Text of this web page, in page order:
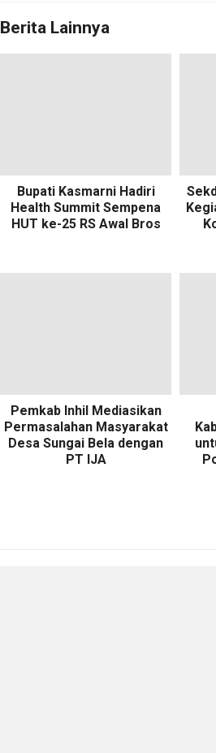
Berita Lainnya
Bupati Kasmarni Hadiri
Health Summit Sempena
HUT ke-25 RS Awal Bros
Pemkab Inhil Mediasikan
Permasalahan Masyarakat
Desa Sungai Bela dengan
PT IJA